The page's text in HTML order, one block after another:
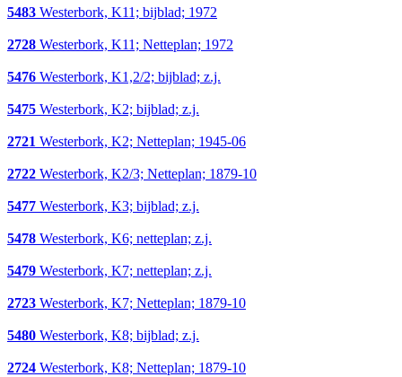
5483 Westerbork, K11; bijblad; 1972
2728 Westerbork, K11; Netteplan; 1972
5476 Westerbork, K1,2/2; bijblad; z.j.
5475 Westerbork, K2; bijblad; z.j.
2721 Westerbork, K2; Netteplan; 1945-06
2722 Westerbork, K2/3; Netteplan; 1879-10
5477 Westerbork, K3; bijblad; z.j.
5478 Westerbork, K6; netteplan; z.j.
5479 Westerbork, K7; netteplan; z.j.
2723 Westerbork, K7; Netteplan; 1879-10
5480 Westerbork, K8; bijblad; z.j.
2724 Westerbork, K8; Netteplan; 1879-10